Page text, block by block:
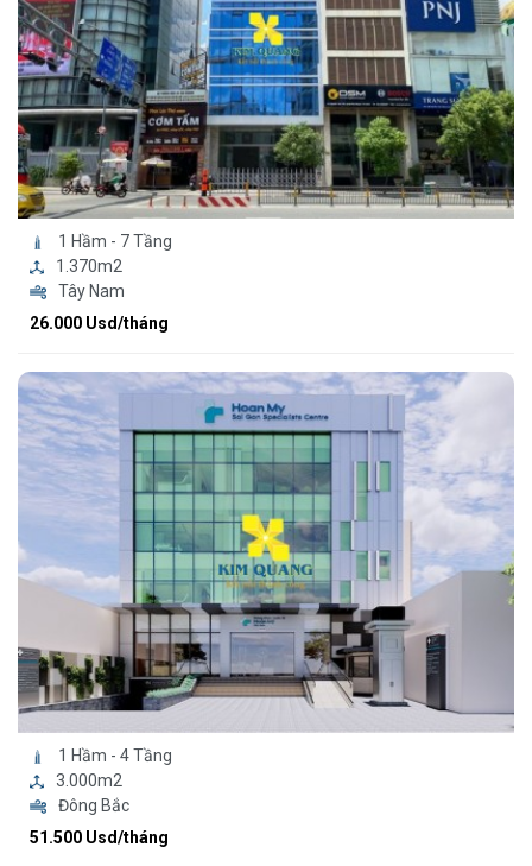
1 Hầm - 7 Tầng
1.370m2
Tây Nam
26.000 Usd/tháng
1 Hầm - 4 Tầng
3.000m2
Đông Bắc
51.500 Usd/tháng